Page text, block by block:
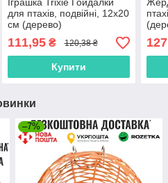
Іграшка Trixie Гойдалки
для птахів, подвійні, 12x20
см (дерево)
111,95₴ 120,38 ₴
Купити
127
–7%